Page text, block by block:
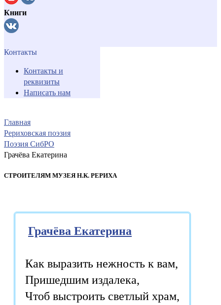
Книги
Контакты
Контакты и
реквизиты
Написать нам
Главная
Рериховская поэзия
Поэзия СибРО
Грачёва Екатерина
СТРОИТЕЛЯМ МУЗЕЯ Н.К. РЕРИХА
Грачёва Екатерина
Как выразить нежность к вам,
Пришедшим издалека,
Чтоб выстроить светлый храм,